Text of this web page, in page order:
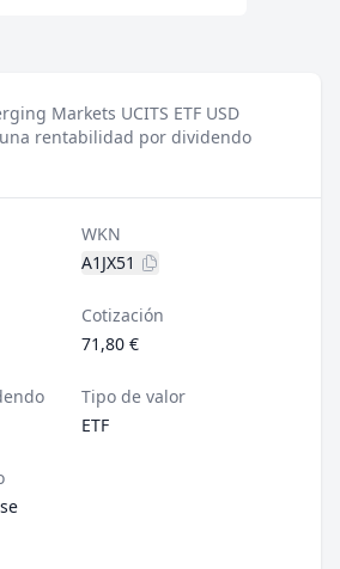
Markets UCITS ETF USD
rentabilidad por dividendo
WKN
A1JX51
Cotización
71,80 €
Tipo de valor
ETF